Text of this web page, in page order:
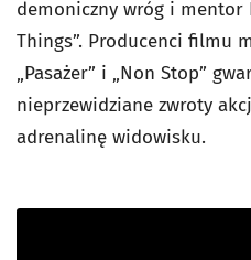
demoniczny wróg i mentor
Things”. Producenci filmu
„Pasażer” i „Non Stop”
nieprzewidziane zwroty
adrenalinę widowisku.